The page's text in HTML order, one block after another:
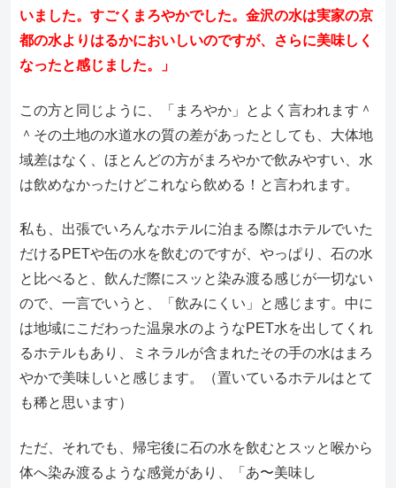
いました。すごくまろやかでした。金沢の水は実家の京
都の水よりはるかにおいしいのですが、さらに美味しく
なったと感じました。」
この方と同じように、「まろやか」とよく言われます＾
＾その土地の水道水の質の差があったとしても、大体地
域差はなく、ほとんどの方がまろやかで飲みやすい、水
は飲めなかったけどこれなら飲める！と言われます。
私も、出張でいろんなホテルに泊まる際はホテルでいた
だけるPETや缶の水を飲むのですが、やっぱり、石の水
と比べると、飲んだ際にスッと染み渡る感じが一切ない
ので、一言でいうと、「飲みにくい」と感じます。中に
は地域にこだわった温泉水のようなPET水を出してくれ
るホテルもあり、ミネラルが含まれたその手の水はまろ
やかで美味しいと感じます。（置いているホテルはとて
も稀と思います）
ただ、それでも、帰宅後に石の水を飲むとスッと喉から
体へ染み渡るような感覚があり、「あ〜美味し